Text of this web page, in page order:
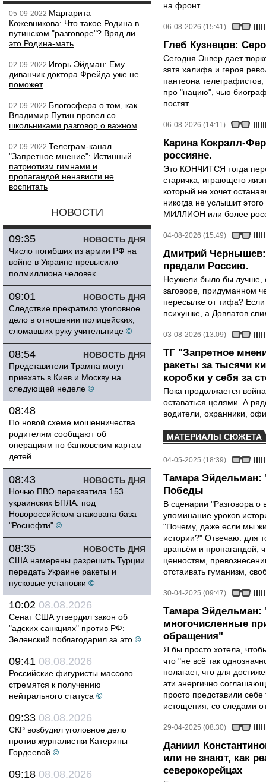
05-09-2022 Маргарита
Кожевникова: Что такое Родина в
путинском "разговоре"? Вряд ли
это Родина-мать
02-09-2022 Игорь Эйдман: Ему
диванчик доктора Фрейда уже не
поможет
02-09-2022 Блогосфера о том, как
Владимир Путин провел со
школьниками разговор о важном
02-09-2022 Телеграм-канал
"Запретное мнение": Истинный
патриотизм гимнами и
пропагандой ненависти не
воспитать
НОВОСТИ
НОВОСТЬ ДНЯ
09:35
Число погибших из армии РФ на
войне в Украине превысило
полмиллиона человек
НОВОСТЬ ДНЯ
09:01
Следствие прекратило уголовное
дело в отношении полицейских,
сломавших руку учительнице ©
НОВОСТЬ ДНЯ
08:54
Представители Трампа могут
приехать в Киев и Москву на
следующей неделе ©
08:48
По новой схеме мошенничества
родителям сообщают об
операциям по банковским картам
детей
НОВОСТЬ ДНЯ
08:43
Ночью ПВО перехватила 153
украинских БПЛА: под
Новороссийском атакована база
"Роснефти" ©
НОВОСТЬ ДНЯ
08:35
США намерены разрешить Турции
передать Украине ракеты и
пусковые установки ©
10:02 08.08.2026
Сенат США утвердил закон об
"адских санкциях" против РФ:
Зеленский поблагодарил за это ©
09:41 08.08.2026
Российские фигуристы массово
стремятся к получению
нейтрального статуса ©
09:33 08.08.2026
СКР возбудил уголовное дело
против журналистки Катерины
Гордеевой ©
09:18 08.08.2026
на фронт.
06-08-2026 (15:41)
Глеб Кузнецов:
Сегодня Энвер дает
зятя халифа и героя
пантеона
про "нацию", чью
постят.
06-08-2026 (14:11)
Карина Кокрэлл-
россияне.
Это КОНЧИТСЯ тогда
старичка, играющего
который не хочет
никогда не услышит
МИЛЛИОН или более
04-08-2026 (15:49)
Дмитрий Чернышев:
предали Россию.
Неужели было бы лучше,
заговоре, придуманном
пересылке от тифа?
психушке, а Довлатов
03-08-2026 (13:09)
ТГ "Запретное
ракеты за тысячи
коробки у себя за
Пока продолжается
оставаться целями. А
водители, охранники,
МАТЕРИАЛЫ СЮЖЕТА
04-05-2025 (18:39)
Тамара Эйдельман:
Победы
В сценарии "Разговора о
упоминание уроков
"Почему, даже если мы
истории?" Отвечаю: для
враньём и пропагандой,
ценностям,
отстаивать гуманизм,
30-04-2025 (09:47)
Тамара
многочисленные
обращения"
Я бы просто хотела,
что "не всё так
полагает, что для
эти энергично
просто представили
истощения, со следами
29-04-2025 (08:30)
Даниил
или не знают, как
северокорейцах